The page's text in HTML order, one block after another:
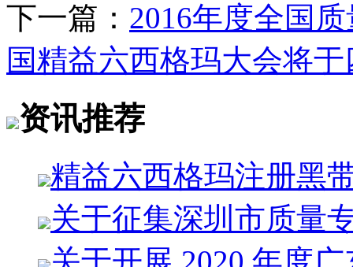
下一篇： 2016年度全国
国精益六西格玛大会将
资讯推荐
精益六西格玛注册黑
关于征集深圳市质量